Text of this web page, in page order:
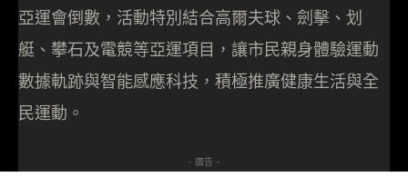
亞運會倒數，活動特別結合高爾夫球、劍擊、划
艇、攀石及電競等亞運項目，讓市民親身體驗運動
數據軌跡與智能感應科技，積極推廣健康生活與全
民運動。
- 廣告 -